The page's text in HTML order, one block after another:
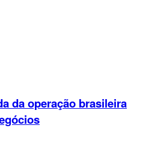
da operação brasileira